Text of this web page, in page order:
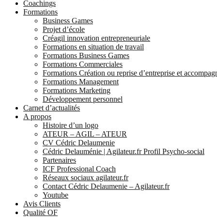
Coachings
Formations
Business Games
Projet d’école
Créagil innovation entrepreneuriale
Formations en situation de travail
Formations Business Games
Formations Commerciales
Formations Création ou reprise d’entreprise et
Formations Management
Formations Marketing
Développement personnel
Carnet d’actualités
A propos
Histoire d’un logo
ATEUR – AGIL – ATEUR
CV Cédric Delaumenie
Cédric Delauménie | Agilateur.fr Profil Psycho-social
Partenaires
ICF Professional Coach
Réseaux sociaux agilateur.fr
Contact Cédric Delaumenie – Agilateur.fr
Youtube
Avis Clients
Qualité OF